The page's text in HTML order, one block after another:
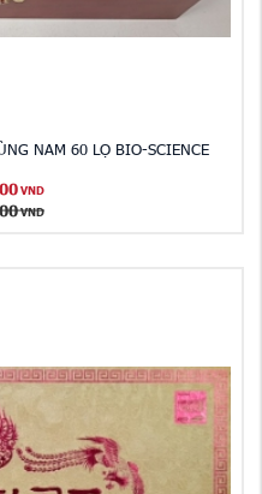
NAM 60 LỌ BIO-SCIENCE
VND
VND